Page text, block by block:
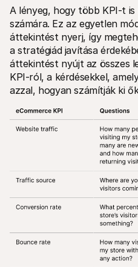
A lényeg, hogy több KPI-t
számára. Ez az egyetlen
áttekintést nyerj, így
a stratégiád javítása
áttekintést nyújt az összes
KPI-ról, a kérdésekkel,
azzal, hogyan számítják ki